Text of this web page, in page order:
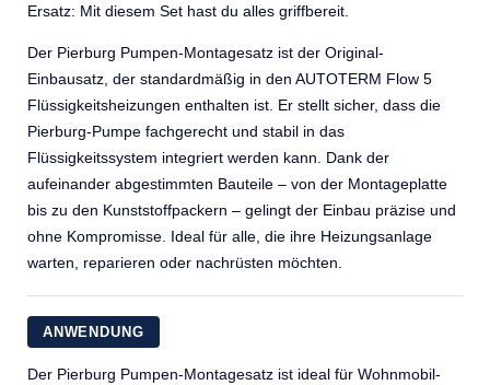
Ersatz: Mit diesem Set hast du alles griffbereit.
Der Pierburg Pumpen-Montagesatz ist der Original-
Einbausatz, der standardmäßig in den AUTOTERM Flow 5
Flüssigkeitsheizungen enthalten ist. Er stellt sicher, dass die
Pierburg-Pumpe fachgerecht und stabil in das
Flüssigkeitssystem integriert werden kann. Dank der
aufeinander abgestimmten Bauteile – von der Montageplatte
bis zu den Kunststoffpackern – gelingt der Einbau präzise und
ohne Kompromisse. Ideal für alle, die ihre Heizungsanlage
warten, reparieren oder nachrüsten möchten.
ANWENDUNG
Der Pierburg Pumpen-Montagesatz ist ideal für Wohnmobil-